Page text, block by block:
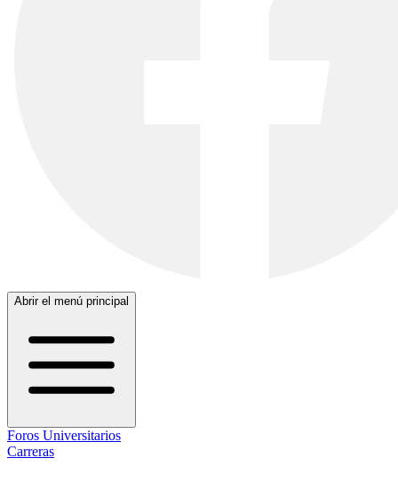
Abrir el menú principal
Foros Universitarios
Carreras